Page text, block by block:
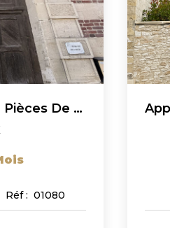
Appartement Meublé 3 Pièces De 46.07 M2 À Gouvieux !
Réf : 01080